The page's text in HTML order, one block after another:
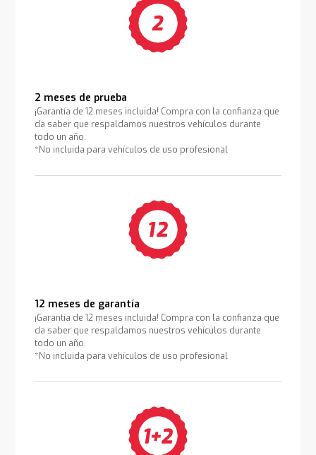
2 meses de prueba
¡Garantía de 12 meses incluida! Compra con la confianza que
da saber que respaldamos nuestros vehículos durante
todo un año.
*No incluida para vehículos de uso profesional
12 meses de garantía
¡Garantía de 12 meses incluida! Compra con la confianza que
da saber que respaldamos nuestros vehículos durante
todo un año.
*No incluida para vehículos de uso profesional